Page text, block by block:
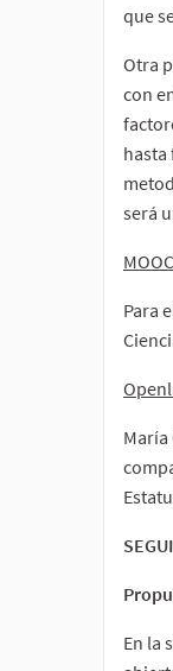
que
Otra
con
hasta
será
Para
María
En la